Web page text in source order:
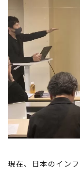
現在、日本のイン